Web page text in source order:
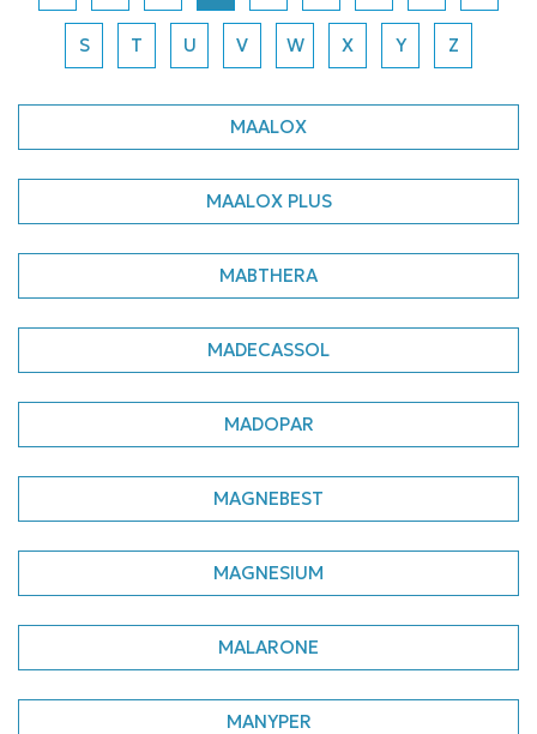
S T U V W X Y Z
MAALOX
MAALOX PLUS
MABTHERA
MADECASSOL
MADOPAR
MAGNEBEST
MAGNESIUM
MALARONE
MANYPER